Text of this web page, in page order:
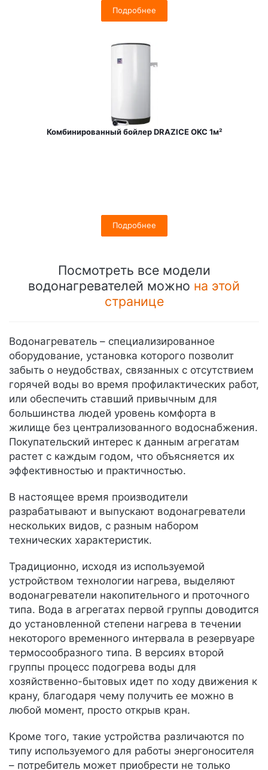
Подробнее
Комбинированный бойлер DRAZICE OKC 1м²
Подробнее
Посмотреть все модели
водонагревателей можно на этой
странице
Водонагреватель – специализированное
оборудование, установка которого позволит
забыть о неудобствах, связанных с отсутствием
горячей воды во время профилактических работ,
или обеспечить ставший привычным для
большинства людей уровень комфорта в
жилище без централизованного водоснабжения.
Покупательский интерес к данным агрегатам
растет с каждым годом, что объясняется их
эффективностью и практичностью.
В настоящее время производители
разрабатывают и выпускают водонагреватели
нескольких видов, с разным набором
технических характеристик.
Традиционно, исходя из используемой
устройством технологии нагрева, выделяют
водонагреватели накопительного и проточного
типа. Вода в агрегатах первой группы доводится
до установленной степени нагрева в течении
некоторого временного интервала в резервуаре
термосообразного типа. В версиях второй
группы процесс подогрева воды для
хозяйственно-бытовых идет по ходу движения к
крану, благодаря чему получить ее можно в
любой момент, просто открыв кран.
Кроме того, такие устройства различаются по
типу используемого для работы энергоносителя
– потребитель может приобрести не только